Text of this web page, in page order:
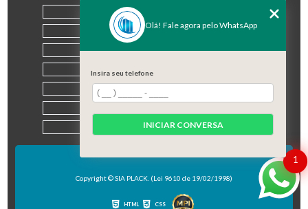
EMPRESA
PRODUTOS
MAPA DO SITE
Copyright © SIA PLACK. (Lei 9610 de 19/02/1998)
HTML CSS
1
Olá! Fale agora pelo WhatsApp
Insira seu telefone
INICIAR CONVERSA